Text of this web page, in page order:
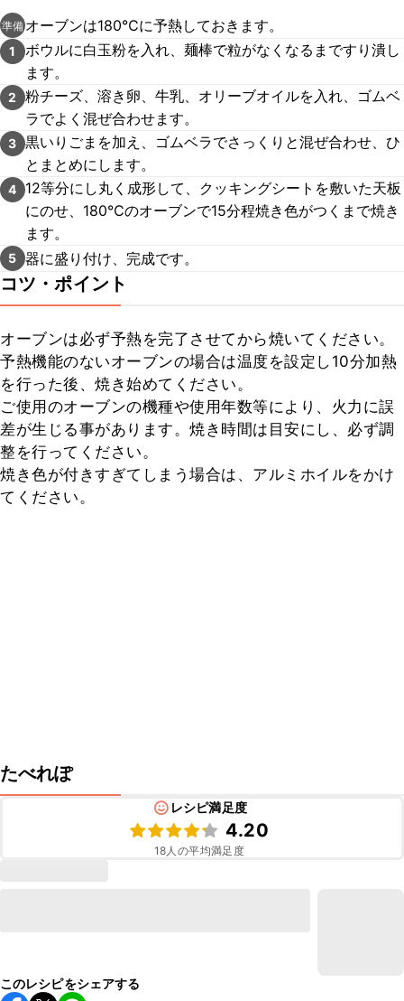
準備 オーブンは180℃に予熱しておきます。
1
ボウルに白玉粉を入れ、麺棒で粒がなくなるまですり潰し
ます。
2
粉チーズ、溶き卵、牛乳、オリーブオイルを入れ、ゴムベ
ラでよく混ぜ合わせます。
3 黒いりごまを加え、ゴムベラでさっくりと混ぜ合わせ、ひ
とまとめにします。
4
12等分にし丸く成形して、クッキングシートを敷いた天板
にのせ、180℃のオーブンで15分程焼き色がつくまで焼き
ます。
5 器に盛り付け、完成です。
コツ・ポイント
オーブンは必ず予熱を完了させてから焼いてください。
予熱機能のないオーブンの場合は温度を設定し10分加熱
を行った後、焼き始めてください。
ご使用のオーブンの機種や使用年数等により、火力に誤
差が生じる事があります。焼き時間は目安にし、必ず調
整を行ってください。
焼き色が付きすぎてしまう場合は、アルミホイルをかけ
てください。
たべれぽ
レシピ満足度
4.20
18人の平均満足度
このレシピをシェアする